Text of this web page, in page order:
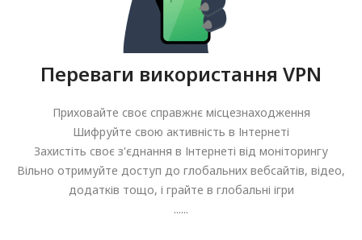
Переваги використання VPN
Приховайте своє справжнє місцезнаходження
Шифруйте свою активність в Інтернеті
Захистіть своє з'єднання в Інтернеті від моніторингу
Вільно отримуйте доступ до глобальних вебсайтів, відео,
додатків тощо, і грайте в глобальні ігри
......